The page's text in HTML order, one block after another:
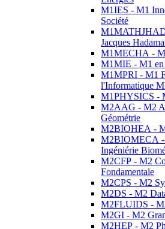
M1IES - M1
Société
Jacques
M1MECHA -
M1MIE - M1 en
M1MPRI - M1
l'Informatique
M1PHYSICS -
M2AAG - M2
Géométrie
M2BIOHEA -
M2BIOMECA -
Ingéniérie
M2CFP - M2
Fondamentale
M2CPS - M2
M2DS - M2
M2FLUIDS -
M2GI - M2
M2HEP - M2